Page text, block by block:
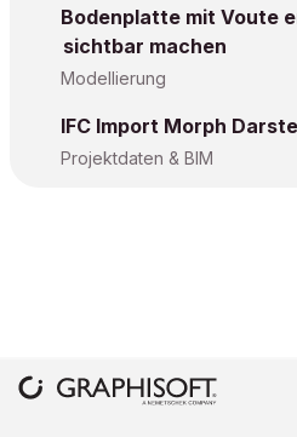
Bodenplatte mit Voute
sichtbar machen
Modellierung
IFC Import Morph
Projektdaten & BIM